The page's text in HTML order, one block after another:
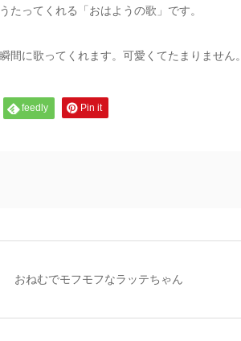
たってくれる「おはようの歌」です。
に歌ってくれます。可愛くてたまりません。
feedly Pin it
おねむでモフモフなラッテちゃん